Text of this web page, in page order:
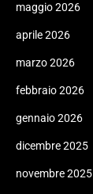
maggio 2026
aprile 2026
marzo 2026
febbraio 2026
gennaio 2026
dicembre 2025
novembre 2025